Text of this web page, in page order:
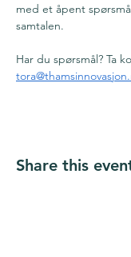
med et åpent
samtalen.
Har du spørsmål? Ta
Share this